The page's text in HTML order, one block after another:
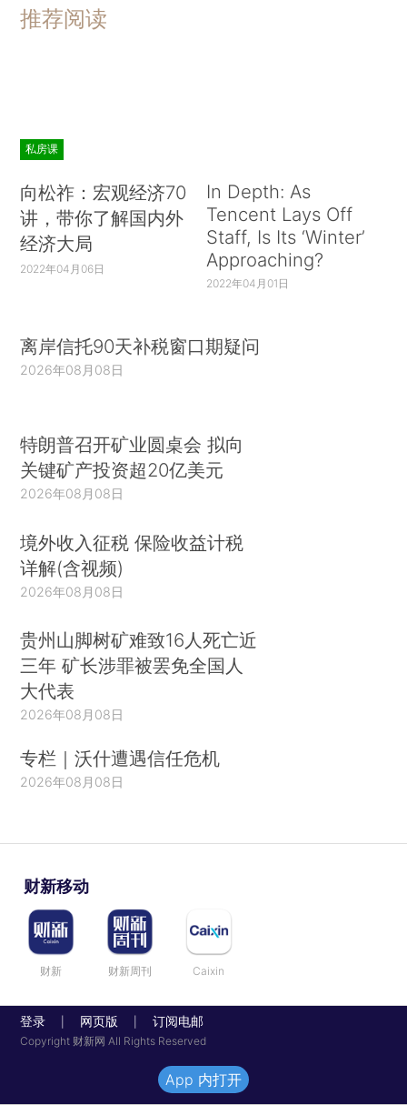
推荐阅读
私房课
向松祚：宏观经济70
讲，带你了解国内外
经济大局
2022年04月06日
In Depth: As
Tencent Lays Off
Staff, Is Its ‘Winter’
Approaching?
2022年04月01日
离岸信托90天补税窗口期疑问
2026年08月08日
特朗普召开矿业圆桌会 拟向
关键矿产投资超20亿美元
2026年08月08日
境外收入征税 保险收益计税
详解(含视频)
2026年08月08日
贵州山脚树矿难致16人死亡近
三年 矿长涉罪被罢免全国人
大代表
2026年08月08日
专栏｜沃什遭遇信任危机
2026年08月08日
财新移动
财新 财新周刊 Caixin
登录 网页版 订阅电邮
Copyright 财新网 All Rights Reserved
App 内打开